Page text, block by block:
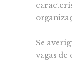
Se
vagas de